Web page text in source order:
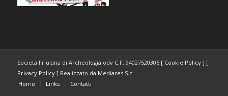
Società Friulana di Archeologia odv C.F. 94027520306 [ Cookie Policy] [
Privacy Policy] Realizzato da Mediares S.c.
Home
Links Contatti